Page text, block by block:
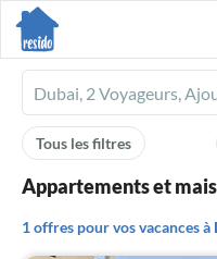
Ferienhausmiete
logo
Tous les filtres
Appartements et
1 offres pour vos vacances à